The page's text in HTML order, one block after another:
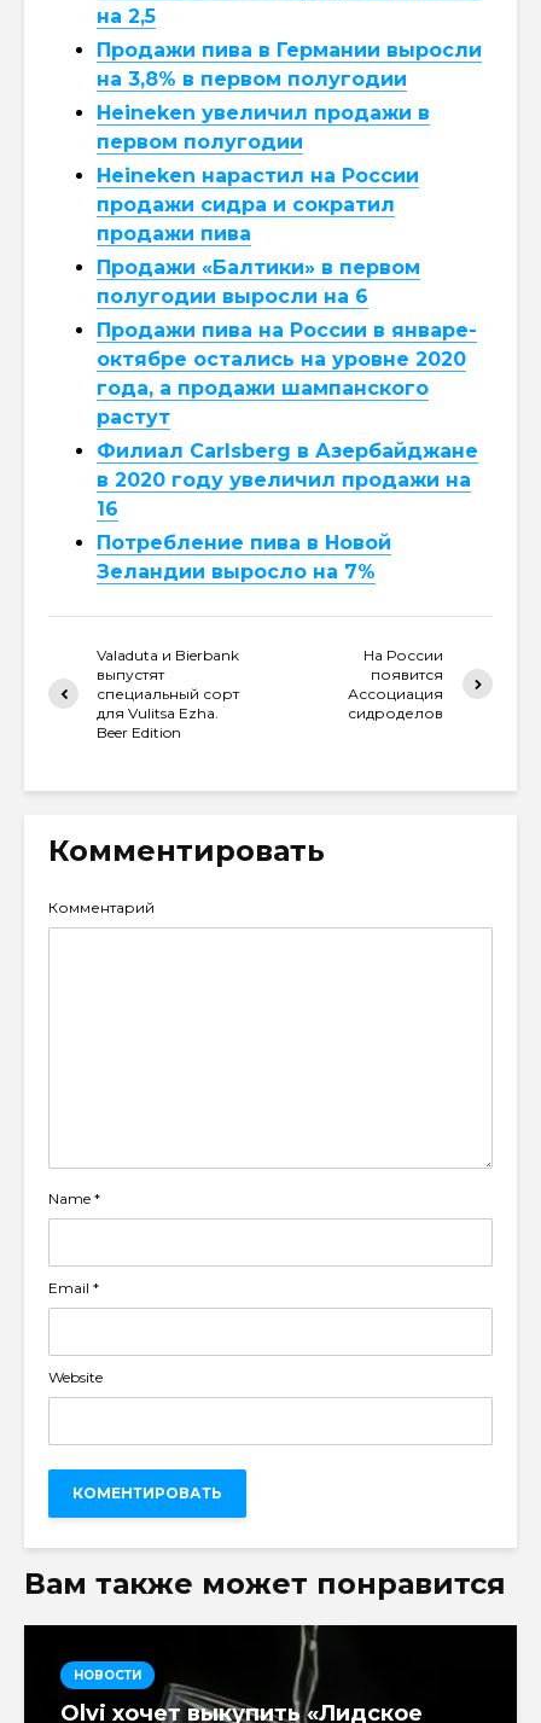
на 2,5
Продажи пива в Германии выросли
на 3,8% в первом полугодии
Heineken увеличил продажи в
первом полугодии
Heineken нарастил на России
продажи сидра и сократил
продажи пива
Продажи «Балтики» в первом
полугодии выросли на 6
Продажи пива на России в январе-
октябре остались на уровне 2020
года, а продажи шампанского
растут
Филиал Carlsberg в Азербайджане
в 2020 году увеличил продажи на
16
Потребление пива в Новой
Зеландии выросло на 7%
Valaduta и Bierbank
выпустят
специальный сорт
для Vulitsa Ezha.
Beer Edition
На России
появится
Ассоциация
сидроделов
Комментировать
Комментарий
Name *
Email *
Website
Вам также может понравится
НОВОСТИ
Olvi хочет выкупить «Лидское